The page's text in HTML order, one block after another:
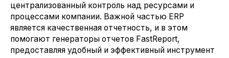
централизованный контроль над ресурсами и
процессами компании. Важной частью ERP
является качественная отчетность, и в этом
помогают генераторы отчетов FastReport,
предоставляя удобный и эффективный инструмент